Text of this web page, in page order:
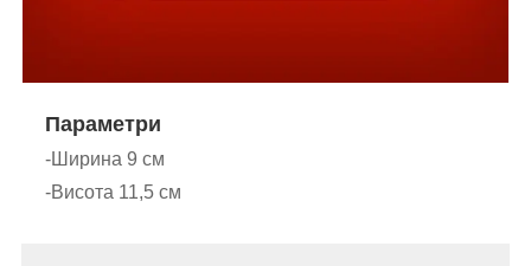
Параметри
-Ширина 9 см
-Висота 11,5 см